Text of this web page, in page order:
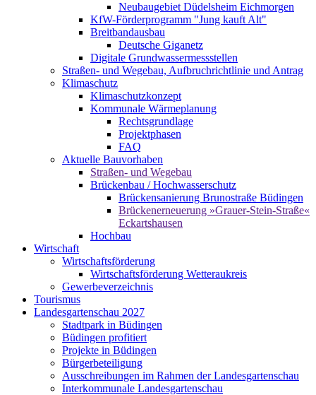
Neubaugebiet Düdelsheim Eichmorgen
KfW-Förderprogramm "Jung kauft Alt"
Breitbandausbau
Deutsche Giganetz
Digitale Grundwassermessstellen
Straßen- und Wegebau, Aufbruchrichtlinie und Antrag
Klimaschutz
Klimaschutzkonzept
Kommunale Wärmeplanung
Rechtsgrundlage
Projektphasen
FAQ
Aktuelle Bauvorhaben
Straßen- und Wegebau
Brückenbau / Hochwasserschutz
Brückensanierung Brunostraße Büdingen
Brückenerneuerung »Grauer-Stein-Straße«
Eckartshausen
Hochbau
Wirtschaft
Wirtschaftsförderung
Wirtschaftsförderung Wetteraukreis
Gewerbeverzeichnis
Tourismus
Landesgartenschau 2027
Stadtpark in Büdingen
Büdingen profitiert
Projekte in Büdingen
Bürgerbeteiligung
Ausschreibungen im Rahmen der Landesgartenschau
Interkommunale Landesgartenschau